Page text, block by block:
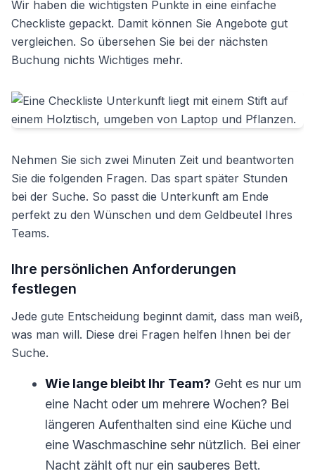
Wir haben die wichtigsten Punkte in eine einfache
Checkliste gepackt. Damit können Sie Angebote gut
vergleichen. So übersehen Sie bei der nächsten
Buchung nichts Wichtiges mehr.
Nehmen Sie sich zwei Minuten Zeit und beantworten
Sie die folgenden Fragen. Das spart später Stunden
bei der Suche. So passt die Unterkunft am Ende
perfekt zu den Wünschen und dem Geldbeutel Ihres
Teams.
Ihre persönlichen Anforderungen
festlegen
Jede gute Entscheidung beginnt damit, dass man weiß,
was man will. Diese drei Fragen helfen Ihnen bei der
Suche.
Wie lange bleibt Ihr Team? Geht es nur um
eine Nacht oder um mehrere Wochen? Bei
längeren Aufenthalten sind eine Küche und
eine Waschmaschine sehr nützlich. Bei einer
Nacht zählt oft nur ein sauberes Bett.